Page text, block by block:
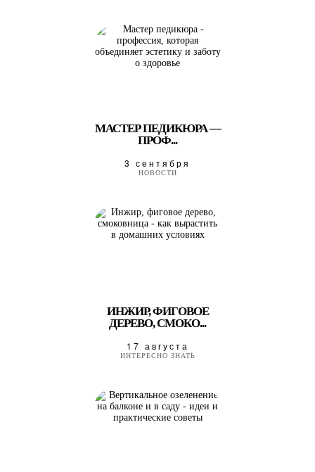
МАСТЕР ПЕДИКЮРА —
ПРОФ...
3 сентября
НОВОСТИ
ИНЖИР, ФИГОВОЕ
ДЕРЕВО, СМОКО...
17 августа
ИНТЕРЕСНО ЗНАТЬ